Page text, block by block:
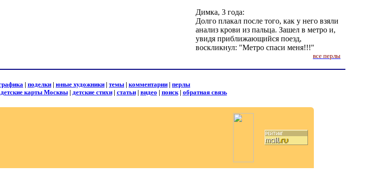
Димка, 3 года:
Долго плакал после того, как у него взяли
анализ крови из пальца. Зашел в метро и,
увидя приближающийся поезд,
воскликнул: "Метро спаси меня!!!"
все перлы
| поделки | юные художники | темы | комментарии | перлы
детские карты Москвы| детские стихи| статьи| видео | поиск| обратная связь